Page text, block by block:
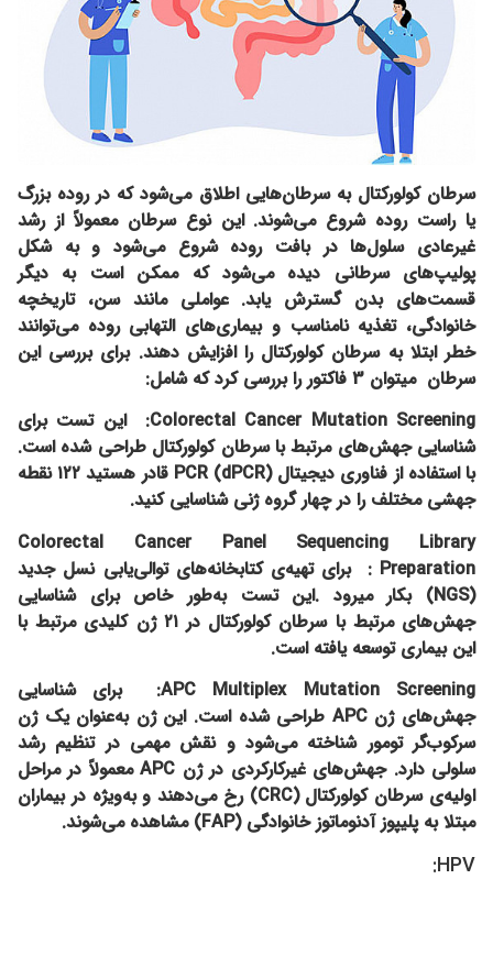
سرطان کولورکتال به سرطان‌هایی اطلاق می‌شود که در روده بزرگ
یا راست روده شروع می‌شوند. این نوع سرطان معمولاً از رشد
غیرعادی سلول‌ها در بافت روده شروع می‌شود و به شکل
پولیپ‌های سرطانی دیده می‌شود که ممکن است به دیگر
قسمت‌های بدن گسترش یابد. عواملی مانند سن، تاریخچه
خانوادگی، تغذیه نامناسب و بیماری‌های التهابی روده می‌توانند
خطر ابتلا به سرطان کولورکتال را افزایش دهند. برای بررسی این
سرطان میتوان 3 فاکتور را بررسی کرد که شامل:
Colorectal Cancer Mutation Screening:
این تستبرای
شناسایی جهش‌های مرتبط با سرطان کولورکتال طراحی شده است.
با استفاده از فناوری دیجیتال PCR (dPCR) قادر هستید ۱۲۲ نقطه
جهشی مختلف را در چهار گروه ژنی شناسایی کنید.
Colorectal Cancer Panel Sequencing Library
Preparation : ب
رای تهیه‌ی کتابخانه‌های توالی‌یابی نسل جدید
(NGS) بکار میرود .
این تست به‌طور خاص برای شناسایی
جهش‌های مرتبط با سرطان کولورکتال در ۲۱ ژن کلیدی مرتبط با
این بیماری توسعه یافته است.
APC Multiplex Mutation Screening:
برای شناسایی
جهش‌های ژن APC طراحی شده است. این ژن به‌عنوان یک ژن
سرکوب‌گر تومور شناخته می‌شود و نقش مهمی در تنظیم رشد
سلولی دارد. جهش‌های غیرکارکردی در ژن APC معمولاً در مراحل
اولیه‌ی سرطان کولورکتال (CRC) رخ می‌دهند و به‌ویژه در بیماران
مبتلا به پلیپوز آدنوماتوز خانوادگی (FAP) مشاهده می‌شوند.
HPV: